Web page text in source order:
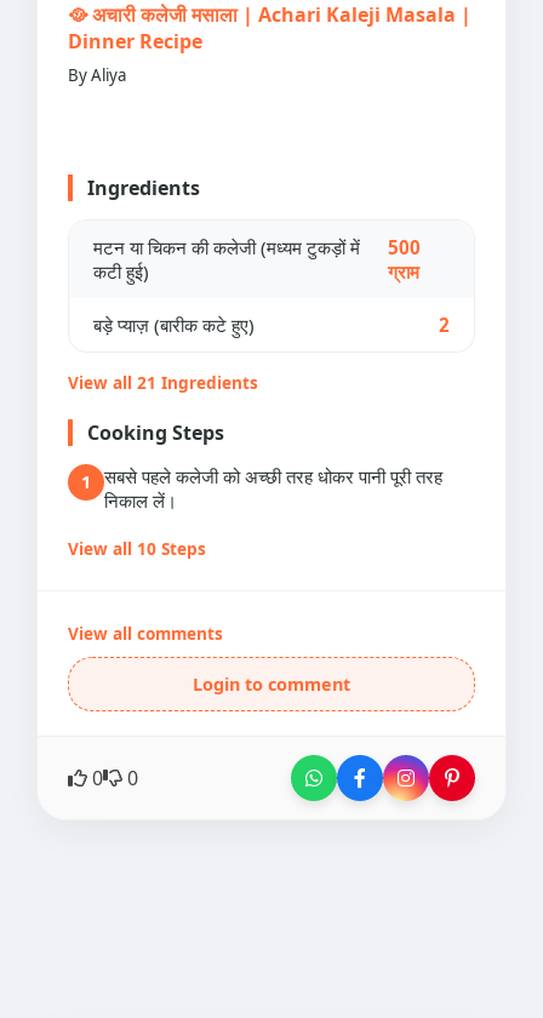
🥘 अचारी कलेजी मसाला | Achari Kaleji Masala |
Dinner Recipe
By Aliya
Ingredients
मटन या चिकन की कलेजी (मध्यम टुकड़ों में
कटी हुई)
500
ग्राम
बड़े प्याज़ (बारीक कटे हुए) 2
View all 21 Ingredients
Cooking Steps
1
सबसे पहले कलेजी को अच्छी तरह धोकर पानी पूरी तरह
निकाल लें।
View all 10 Steps
View all comments
Login to comment
0 0